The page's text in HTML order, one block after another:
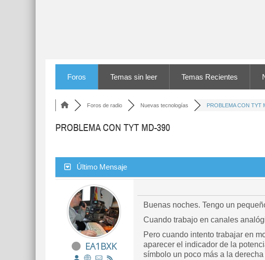
Foros Temas sin leer Temas Recientes
Foros de radio Nuevas tecnologías PROBLEMA CON TYT
PROBLEMA CON TYT MD-390
Último Mensaje
EA1BXK
Buenas noches. Tengo un
Cuando trabajo en canales
Pero cuando intento trabajar en
aparecer el indicador de la
símbolo un poco más a la